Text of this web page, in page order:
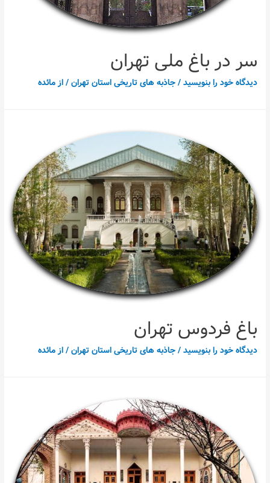
سر در باغ ملی تهران
دیدگاه‌ خود را بنویسید/جاذبه های تاریخی استان تهران/ ازمائده
باغ فردوس تهران
دیدگاه‌ خود را بنویسید/جاذبه های تاریخی استان تهران/ ازمائده